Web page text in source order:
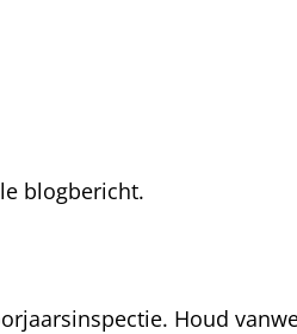
blogbericht.
Houd